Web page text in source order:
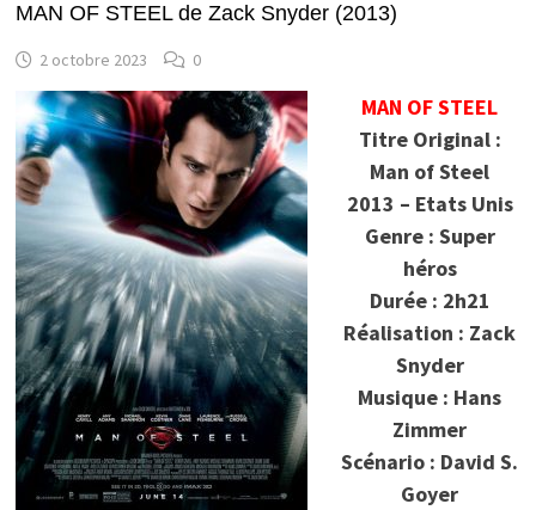
MAN OF STEEL de Zack Snyder (2013)
2 octobre 2023 0
MAN OF STEEL
Titre Original :
Man of Steel
2013 – Etats Unis
Genre : Super
héros
Durée : 2h21
Réalisation : Zack
Snyder
Musique : Hans
Zimmer
Scénario : David S.
Goyer